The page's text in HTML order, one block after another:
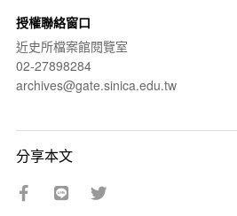
授權聯絡窗口
近史所檔案館閱覽室
02-27898284
archives@gate.sinica.edu.tw
分享本文